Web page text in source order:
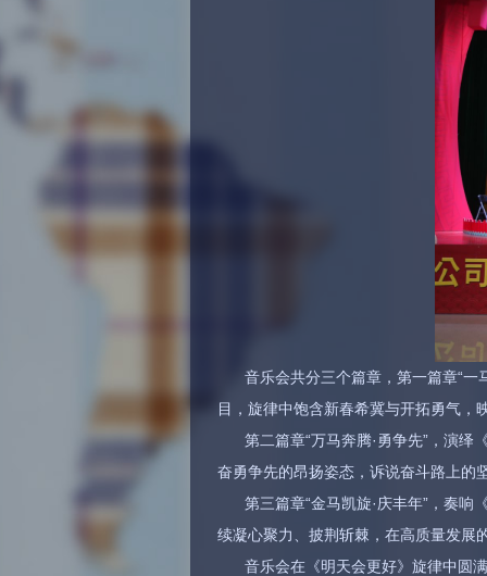
音乐会共分三个篇章，第一篇章“
目，旋律中饱含新春希冀与开拓勇气，
第二篇章“万马奔腾·勇争先”，演
奋勇争先的昂扬姿态，诉说奋斗路上的
第三篇章“金马凯旋·庆丰年”，奏
续凝心聚力、披荆斩棘，在高质量发展
音乐会在《明天会更好》旋律中圆